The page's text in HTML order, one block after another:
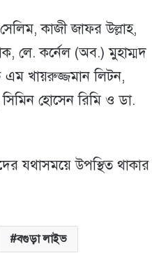
কাজী জাফর উল্লাহ,
লে. কর্নেল (অব.) মুহাম্মদ
এম খায়রুজ্জমান লিটন,
হোসেন রিমি ও ডা.
যথাসময়ে উপস্থিত থাকার
বগুড়া লাইভ